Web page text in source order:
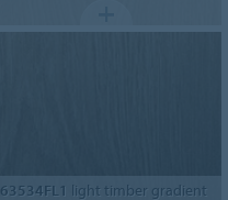
63534FL1
light timber gradient